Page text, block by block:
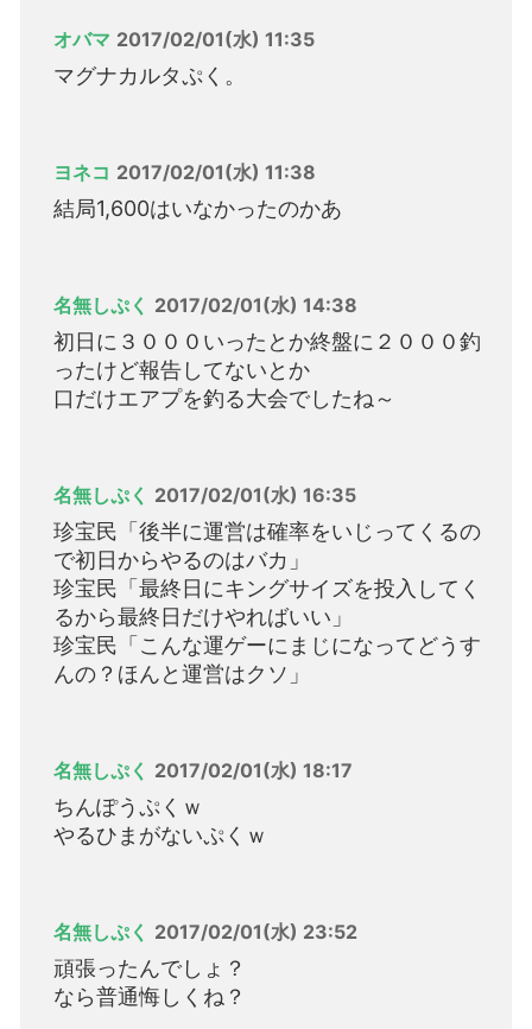
オバマ 2017/02/01(水) 11:35
マグナカルタぷく。
ヨネコ 2017/02/01(水) 11:38
結局1,600はいなかったのかあ
名無しぷく 2017/02/01(水) 14:38
初日に３０００いったとか終盤に２０００釣
ったけど報告してないとか
口だけエアプを釣る大会でしたね～
名無しぷく 2017/02/01(水) 16:35
珍宝民「後半に運営は確率をいじってくるの
で初日からやるのはバカ」
珍宝民「最終日にキングサイズを投入してく
るから最終日だけやればいい」
珍宝民「こんな運ゲーにまじになってどうす
んの？ほんと運営はクソ」
名無しぷく 2017/02/01(水) 18:17
ちんぽうぷくｗ
やるひまがないぷくｗ
名無しぷく 2017/02/01(水) 23:52
頑張ったんでしょ？
なら普通悔しくね？